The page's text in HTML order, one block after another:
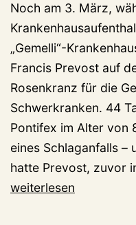
Noch am 3. März,
„Gemelli“-
Francis Prevost auf
Rosenkranz für die
Schwerkranken. 44
Pontifex im Alter von
eines Schlaganfalls –
hatte Prevost, zuvor
weiterlesen